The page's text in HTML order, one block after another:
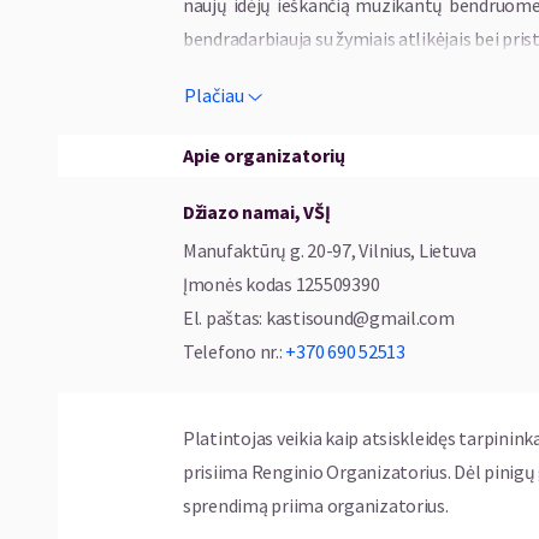
naujų idėjų ieškančią muzikantų
bendradarbiauja su žymiais atlikėjais bei
Shinkarenko Jazz 5N ir Klaipėdos kamerinis
Shinkarenko Jazz 5N – vieno ryškiausių
tradicinio ir šiuolaikinio džiazo
muzikinis pasakojimas.
Kolektyvo skambesiui būdingos sodrios
kuriama emocinė įtampa. Ypatingą vietą
Scenoje atsiskleidžia ne tik kiekvieno
leidžiantis kurti tiek energingas, tiek
intelektuali, emocionali ir kartu lengvai
Plačiau
Apie organizatorių
Džiazo namai, VŠĮ
Manufaktūrų g. 20-97, Vilnius, Lietuva
Įmonės kodas 125509390
El. paštas: kastisound@gmail.com
Telefono nr.: +370 690 52513
Platintojas veikia kaip atsiskleidęs
prisiima Renginio Organizatorius. Dėl
sprendimą priima organizatorius.